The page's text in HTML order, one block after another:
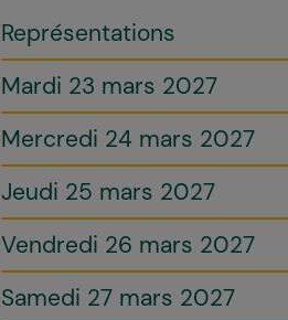
Représentations
Mardi 23 mars 2027
Mercredi 24 mars 2027
Jeudi 25 mars 2027
Vendredi 26 mars 2027
Samedi 27 mars 2027